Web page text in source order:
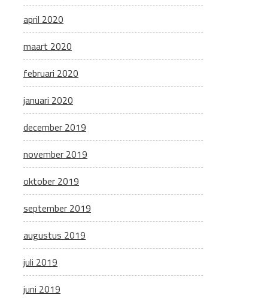
april 2020
maart 2020
februari 2020
januari 2020
december 2019
november 2019
oktober 2019
september 2019
augustus 2019
juli 2019
juni 2019